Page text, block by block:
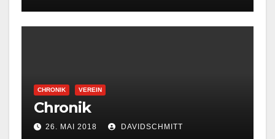
CHRONIK VEREIN
Chronik
26. MAI 2018 DAVIDSCHMITT